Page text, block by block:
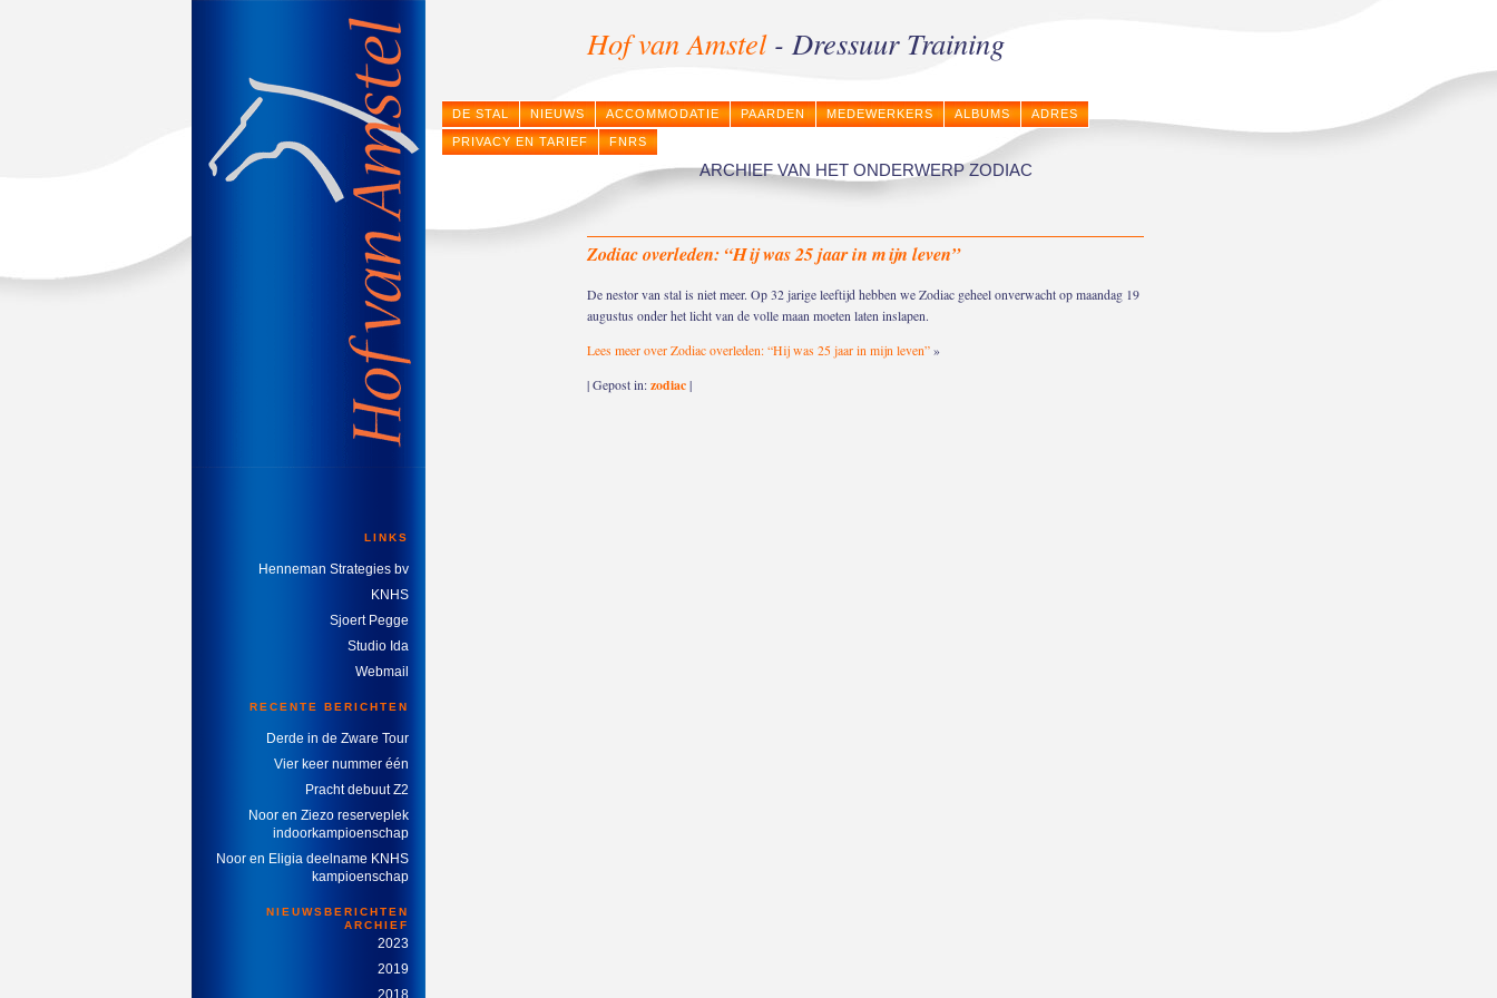
Hof van Amstel- Dressuur Training
DE STAL NIEUWS ACCOMMODATIE PAARDEN MEDEWERKERS ALBUMS ADRES
PRIVACY EN TARIEF FNRS
LINKS
Henneman Strategies bv
KNHS
Sjoert Pegge
Studio Ida
Webmail
RECENTE BERICHTEN
Derde in de Zware Tour
Vier keer nummer één
Pracht debuut Z2
Noor en Ziezo reserveplek
indoorkampioenschap
Noor en Eligia deelname KNHS
kampioenschap
NIEUWSBERICHTEN
ARCHIEF
2023
2019
2018
ARCHIEF VAN HET ONDERWERP ZODIAC
Zodiac overleden: “Hij was 25 jaar in mijn leven”
De nestor van stal is niet meer. Op 32 jarige leeftijd hebben we Zodiac geheel onverwacht op maandag 19
augustus onder het licht van de volle maan moeten laten inslapen.
Lees meer over Zodiac overleden: “Hij was 25 jaar in mijn leven” »
| Gepost in: zodiac |